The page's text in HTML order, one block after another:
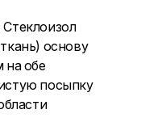
основу
на обе
посыпку